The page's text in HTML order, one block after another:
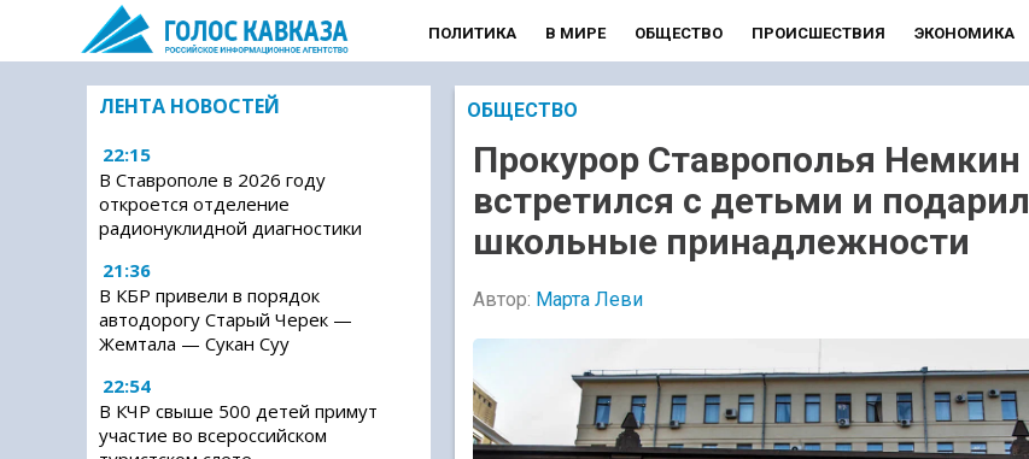
ПОЛИТИКА В МИРЕ ОБЩЕСТВО ПРОИСШЕСТВИЯ ЭКОНОМИКА
ЛЕНТА НОВОСТЕЙ
22:15
В Ставрополе в 2026 году
откроется отделение
радионуклидной диагностики
21:36
В КБР привели в порядок
автодорогу Старый Черек —
Жемтала — Сукан Суу
22:54
В КЧР свыше 500 детей примут
участие во всероссийском
ОБЩЕСТВО
Прокурор Ставрополья Немкин
встретился с детьми и подарил
школьные принадлежности
Автор: Марта Леви